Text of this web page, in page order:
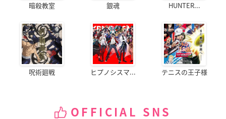
暗殺教室 銀魂 HUNTER...
呪術廻戦 ヒプノシスマ... テニスの王子様
OFFICIAL SNS